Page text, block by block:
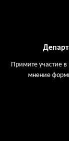
Примите участие
мнение